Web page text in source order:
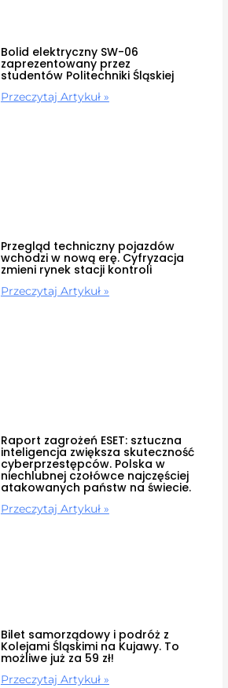
Bolid elektryczny SW-06
zaprezentowany przez
studentów Politechniki Śląskiej
Przeczytaj Artykuł »
Przegląd techniczny pojazdów
wchodzi w nową erę. Cyfryzacja
zmieni rynek stacji kontroli
Przeczytaj Artykuł »
Raport zagrożeń ESET: sztuczna
inteligencja zwiększa skuteczność
cyberprzestępców. Polska w
niechlubnej czołówce najczęściej
atakowanych państw na świecie.
Przeczytaj Artykuł »
Bilet samorządowy i podróż z
Kolejami Śląskimi na Kujawy. To
możliwe już za 59 zł!
Przeczytaj Artykuł »